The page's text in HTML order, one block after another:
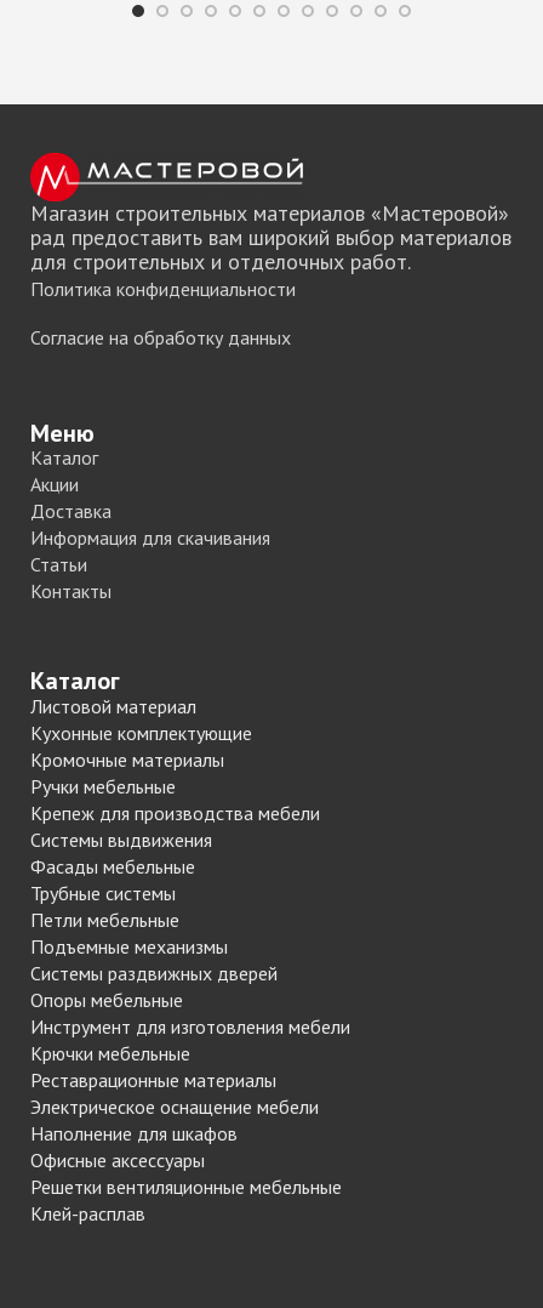
Магазин строительных материалов «Мастеровой»
рад предоставить вам широкий выбор материалов
для строительных и отделочных работ.
Политика конфиденциальности
Согласие на обработку данных
Меню
Каталог
Акции
Доставка
Информация для скачивания
Статьи
Контакты
Каталог
Листовой материал
Кухонные комплектующие
Кромочные материалы
Ручки мебельные
Крепеж для производства мебели
Системы выдвижения
Фасады мебельные
Трубные системы
Петли мебельные
Подъемные механизмы
Системы раздвижных дверей
Опоры мебельные
Инструмент для изготовления мебели
Крючки мебельные
Реставрационные материалы
Электрическое оснащение мебели
Наполнение для шкафов
Офисные аксессуары
Решетки вентиляционные мебельные
Клей-расплав